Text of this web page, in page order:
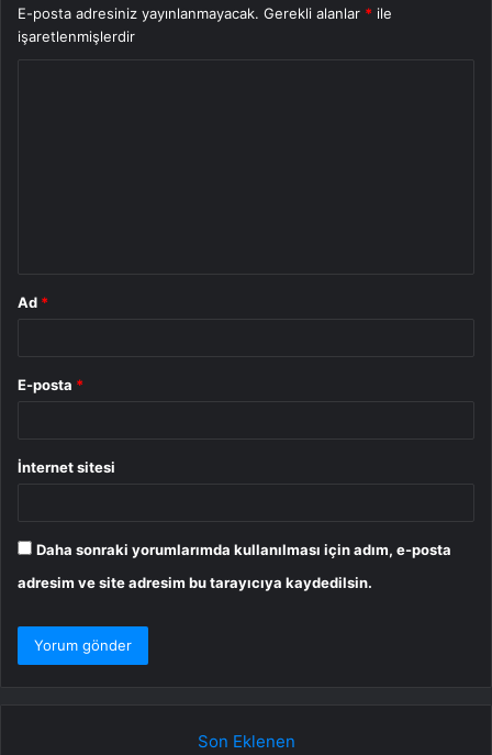
E-posta adresiniz yayınlanmayacak. Gerekli alanlar * ile
işaretlenmişlerdir
Ad *
E-posta *
İnternet sitesi
Daha sonraki yorumlarımda kullanılması için adım, e-posta
adresim ve site adresim bu tarayıcıya kaydedilsin.
Son Eklenen